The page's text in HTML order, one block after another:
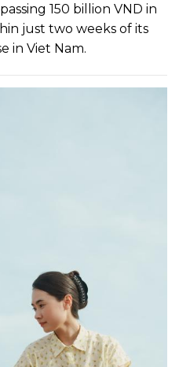
150 billion VND in
just two weeks of its
in Viet Nam.